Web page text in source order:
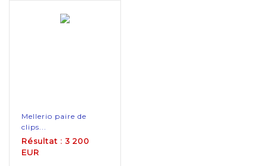
Mellerio paire de
clips...
Résultat : 3 200
EUR